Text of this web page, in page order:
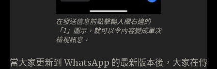
在發送信息前點擊輸入欄右邊的
「1」圖示，就可以令內容變成單次
檢視訊息。
當大家更新到 WhatsApp 的最新版本後，大家在傳